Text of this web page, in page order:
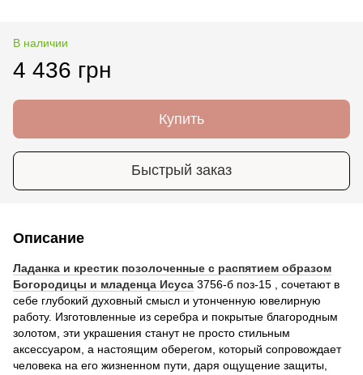
В наличии
4 436 грн
Купить
Быстрый заказ
Описание
Ладанка и крестик позолоченные с распятием образом
Богородицы и младенца Исуса 3756-б поз-15 , сочетают в
себе глубокий духовный смысл и утонченную ювелирную
работу. Изготовленные из серебра и покрытые благородным
золотом, эти украшения станут не просто стильным
аксессуаром, а настоящим оберегом, который сопровождает
человека на его жизненном пути, даря ощущение защиты,